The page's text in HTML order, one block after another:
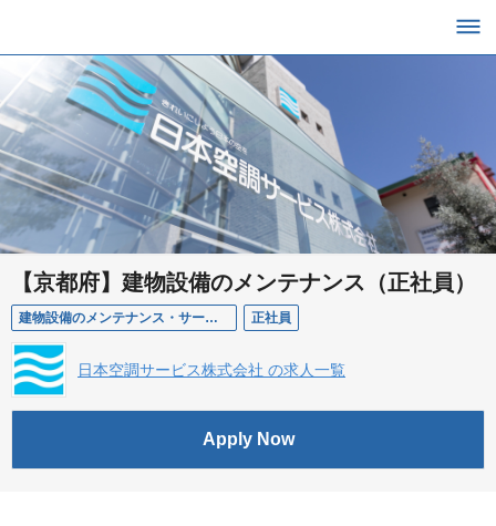
【京都府】建物設備のメンテナンス（正社員）
建物設備のメンテナンス・サービスエンジニア（正社員） 正社員
日本空調サービス株式会社 の求人一覧
Apply Now